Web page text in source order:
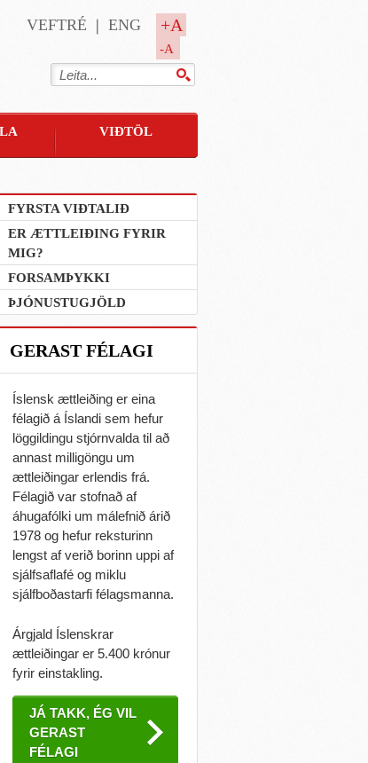
VIÐTÖL
FYRSTA VIÐTALIÐ
ER ÆTTLEIÐING FYRIR
MIG?
FORSAMÞYKKI
ÞJÓNUSTUGJÖLD
GERAST FÉLAGI
Íslensk ættleiðing er eina
félagið á Íslandi sem hefur
löggildingu stjórnvalda til að
annast milligöngu um
ættleiðingar erlendis frá.
Félagið var stofnað af
áhugafólki um málefnið árið
1978 og hefur reksturinn
lengst af verið borinn uppi af
sjálfsaflafé og miklu
sjálfboðastarfi félagsmanna.
Árgjald Íslenskrar
ættleiðingar er 5.400 krónur
fyrir einstakling.
JÁ TAKK, ÉG VIL
GERAST
FÉLAGI
+A
-A
VEFTRÉ ENG